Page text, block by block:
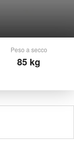
Peso a secco
85 kg